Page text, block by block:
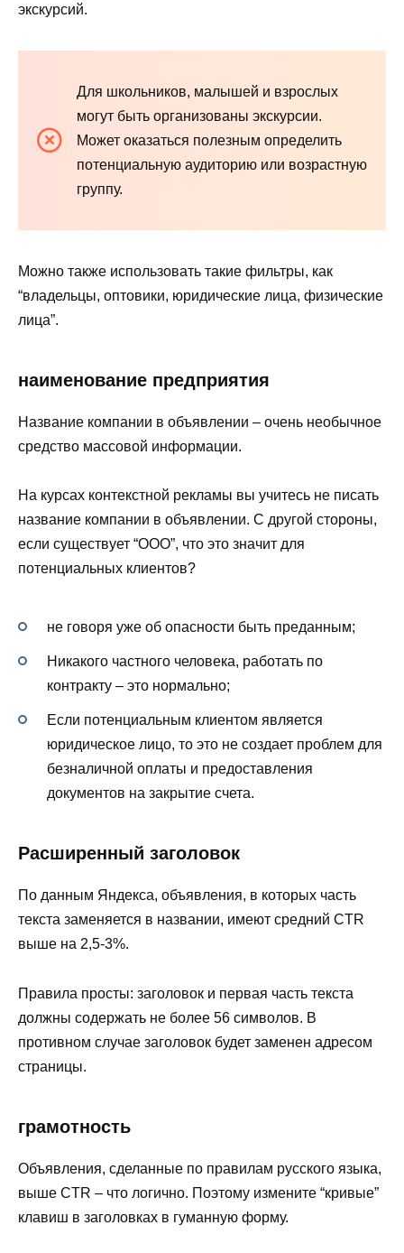
экскурсий.
Для школьников, малышей и взрослых
могут быть организованы экскурсии.
Может оказаться полезным определить
потенциальную аудиторию или возрастную
группу.
Можно также использовать такие фильтры, как
“владельцы, оптовики, юридические лица, физические
лица”.
наименование предприятия
Название компании в объявлении – очень необычное
средство массовой информации.
На курсах контекстной рекламы вы учитесь не писать
название компании в объявлении. С другой стороны,
если существует “ООО”, что это значит для
потенциальных клиентов?
не говоря уже об опасности быть преданным;
Никакого частного человека, работать по
контракту – это нормально;
Если потенциальным клиентом является
юридическое лицо, то это не создает проблем для
безналичной оплаты и предоставления
документов на закрытие счета.
Расширенный заголовок
По данным Яндекса, объявления, в которых часть
текста заменяется в названии, имеют средний CTR
выше на 2,5-3%.
Правила просты: заголовок и первая часть текста
должны содержать не более 56 символов. В
противном случае заголовок будет заменен адресом
страницы.
грамотность
Объявления, сделанные по правилам русского языка,
выше CTR – что логично. Поэтому измените “кривые”
клавиш в заголовках в гуманную форму.